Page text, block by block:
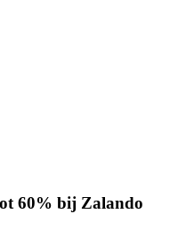
60% bij Zalando